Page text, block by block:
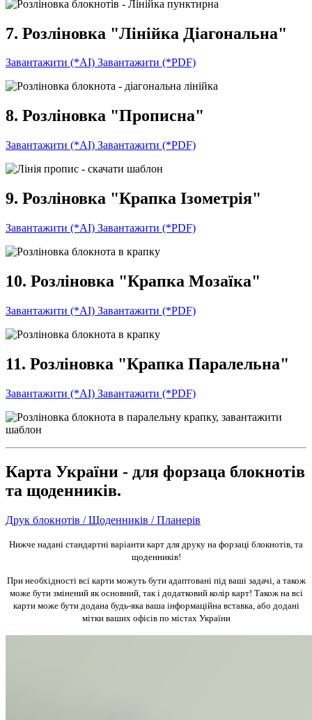
7. Розліновка "Лінійка Діагональна"
Завантажити (*AI) Завантажити (*PDF)
8. Розліновка "Прописна"
Завантажити (*AI) Завантажити (*PDF)
9. Розліновка "Крапка Ізометрія"
Завантажити (*AI) Завантажити (*PDF)
10. Розліновка "Крапка Мозаїка"
Завантажити (*AI) Завантажити (*PDF)
11. Розліновка "Крапка Паралельна"
Завантажити (*AI) Завантажити (*PDF)
Карта України - для форзаца блокнотів
та щоденників.
Друк блокнотів / Щоденників / Планерів
Нижче надані стандартні варіанти карт для друку на форзаці блокнотів, та
щоденників!
При необхідності всі карти можуть бути адаптовані під ваші задачі, а також
може бути змінений як основний, так і додатковий колір карт! Також на всі
карти може бути додана будь-яка ваша інформаційна вставка, або додані
мітки ваших офісів по містах України